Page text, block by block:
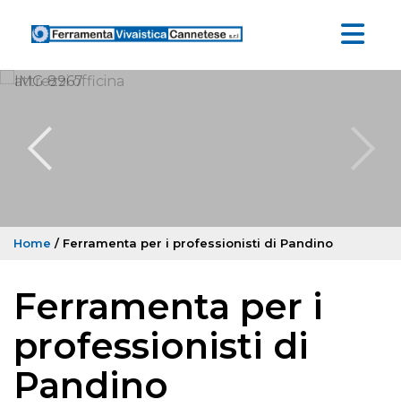
Home / Ferramenta per i professionisti di Pandino
Ferramenta per i
professionisti di
Pandino